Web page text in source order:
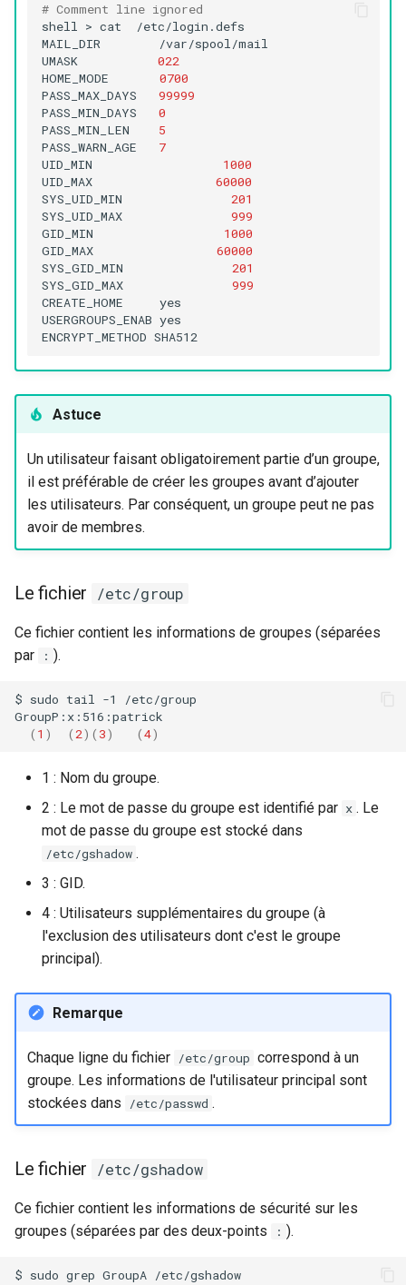
# Comment line ignored
shell > cat
/etc/login.defs
MAIL_DIR
/var/spool/mail
UMASK
022
HOME_MODE
0700
PASS_MAX_DAYS
99999
PASS_MIN_DAYS
0
PASS_MIN_LEN
5
PASS_WARN_AGE
7
UID_MIN
1000
UID_MAX
60000
SYS_UID_MIN
201
SYS_UID_MAX
999
GID_MIN
1000
GID_MAX
60000
SYS_GID_MIN
201
SYS_GID_MAX
999
CREATE_HOME
yes
USERGROUPS_ENAB yes
ENCRYPT_METHOD
SHA512
Astuce
Un utilisateur faisant obligatoirement partie d’un groupe,
il est préférable de créer les groupes avant d’ajouter
les utilisateurs. Par conséquent, un groupe peut ne pas
avoir de membres.
Le fichier /etc/group
Ce fichier contient les informations de groupes (séparées
par
: ).
$ sudo tail -1
/etc/group
( 1 ) ( 2)( 3) (4)
1 : Nom du groupe.
2 : Le mot de passe du groupe est identifié par x . Le
mot de passe du groupe est stocké dans
/etc/gshadow .
3 : GID.
4 : Utilisateurs supplémentaires du groupe (à
l'exclusion des utilisateurs dont c'est le groupe
principal).
Remarque
Chaque ligne du fichier /etc/group correspond à un
groupe. Les informations de l'utilisateur principal sont
stockées dans
/etc/passwd .
Le fichier /etc/gshadow
Ce fichier contient les informations de sécurité sur les
groupes (séparées par des deux-points
: ).
$ sudo grep GroupA /etc/gshadow